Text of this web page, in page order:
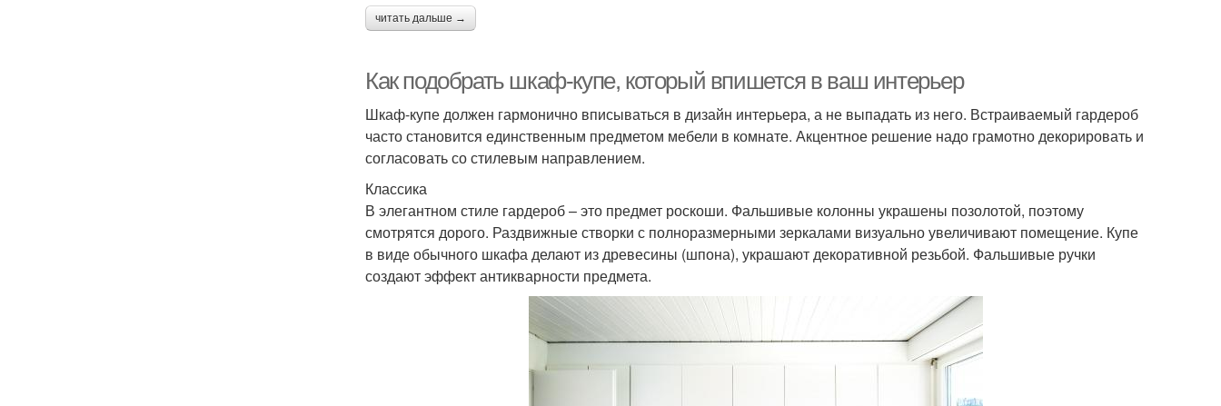
читать дальше →
Как подобрать шкаф-купе, который впишется в ваш интерьер
Шкаф-купе должен гармонично вписываться в дизайн интерьера, а не выпадать из него. Встраиваемый гардероб
часто становится единственным предметом мебели в комнате. Акцентное решение надо грамотно декорировать и
согласовать со стилевым направлением.
Классика
В элегантном стиле гардероб – это предмет роскоши. Фальшивые колонны украшены позолотой, поэтому
смотрятся дорого. Раздвижные створки с полноразмерными зеркалами визуально увеличивают помещение. Купе
в виде обычного шкафа делают из древесины (шпона), украшают декоративной резьбой. Фальшивые ручки
создают эффект антикварности предмета.